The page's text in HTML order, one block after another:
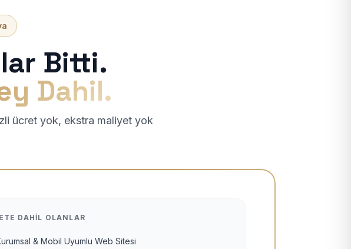
Bitti.
Dahil.
ücret yok, ekstra maliyet yok
DAHIL OLANLAR
& Mobil Uyumlu Web Sitesi